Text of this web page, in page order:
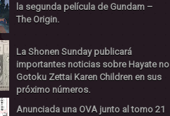
la segunda película de Gundam –
The Origin.
La Shonen Sunday publicará
importantes noticias sobre Hayate no
Gotoku Zettai Karen Children en sus
próximo números.
Anunciada una OVA junto al tomo 21